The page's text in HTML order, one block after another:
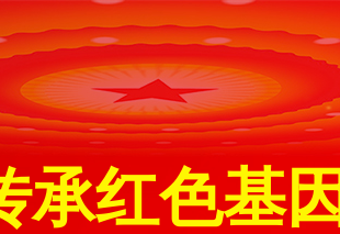
承红色基因